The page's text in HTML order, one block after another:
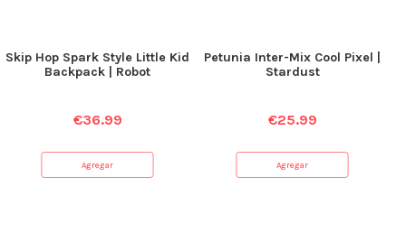
Skip Hop Spark Style Little Kid
Backpack | Robot
€36.99
Agregar
Petunia Inter-Mix Cool Pixel |
Stardust
€25.99
Agregar